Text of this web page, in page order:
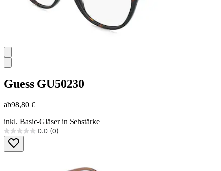
Guess GU50230
ab98,80 €
inkl. Basic-Gläser in Sehstärke
0.0 (0)
0.0
von
5